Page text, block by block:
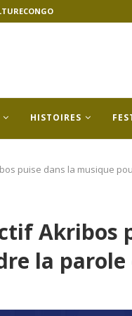
HISTOIRES
puise dans la musique
Akribos
la parole